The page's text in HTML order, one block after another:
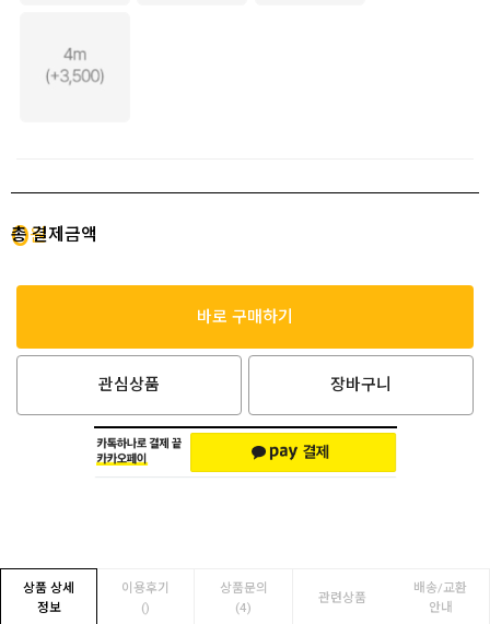
총 결제금액
0원
바로 구매하기
관심상품 장바구니
상품 상세
정보
이용후기
()
상품문의
(4)
관련상품
배송/교환
안내